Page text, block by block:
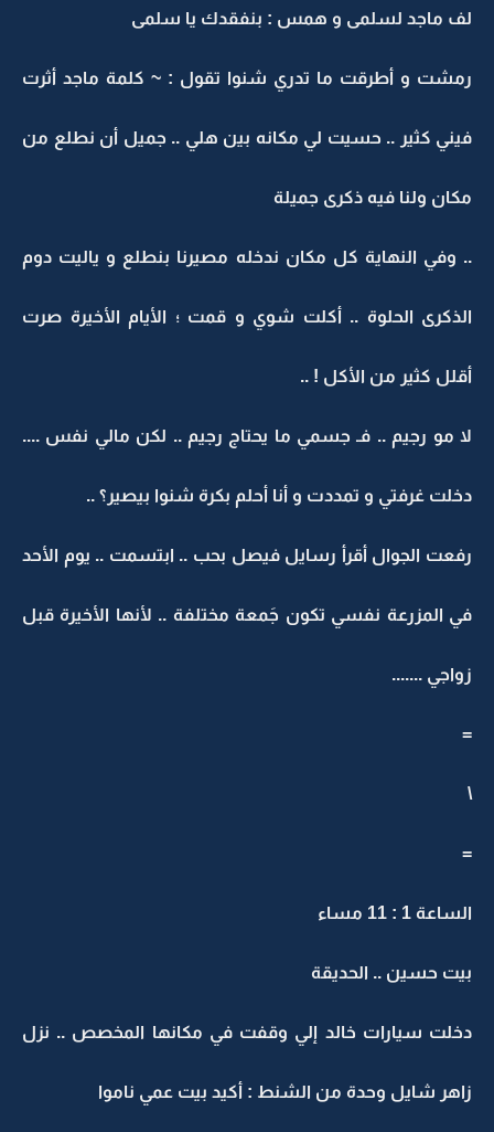
لف ماجد لسلمى و همس : بنفقدك يا سلمى
رمشت و أطرقت ما تدري شنوا تقول : ~ كلمة ماجد أثرت
فيني كثير .. حسيت لي مكانه بين هلي .. جميل أن نطلع من
مكان ولنا فيه ذكرى جميلة
.. وفي النهاية كل مكان ندخله مصيرنا بنطلع و ياليت دوم
الذكرى الحلوة .. أكلت شوي و قمت ؛ الأيام الأخيرة صرت
أقلل كثير من الأكل ! ..
لا مو رجيم .. فـ جسمي ما يحتاج رجيم .. لكن مالي نفس ....
دخلت غرفتي و تمددت و أنا أحلم بكرة شنوا بيصير؟ ..
رفعت الجوال أقرأ رسايل فيصل بحب .. ابتسمت .. يوم الأحد
في المزرعة نفسي تكون جَمعة مختلفة .. لأنها الأخيرة قبل
زواجي .......
=
\
=
الساعة 1 : 11 مساء
بيت حسين .. الحديقة
دخلت سيارات خالد إلي وقفت في مكانها المخصص .. نزل
زاهر شايل وحدة من الشنط : أكيد بيت عمي ناموا